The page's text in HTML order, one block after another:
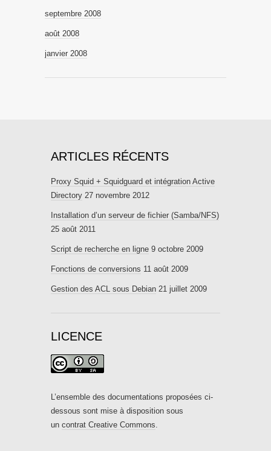
septembre 2008
août 2008
janvier 2008
ARTICLES RÉCENTS
Proxy Squid + Squidguard et intégration Active
Directory 27 novembre 2012
Installation d’un serveur de fichier (Samba/NFS)
25 août 2011
Script de recherche en ligne 9 octobre 2009
Fonctions de conversions 11 août 2009
Gestion des ACL sous Debian 21 juillet 2009
LICENCE
L’ensemble des documentations proposées ci-
dessous sont mise à disposition sous
un contrat Creative Commons